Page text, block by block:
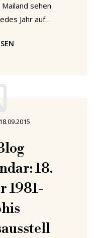
sehen
Jahr aufs
Milan Design
in diesem
mittendrin –
und die
Designer
zu erleben.
auch schon
18.09.2015
18.
1981-